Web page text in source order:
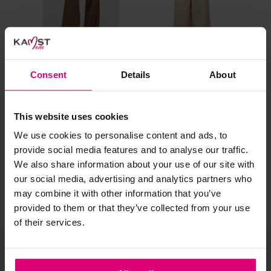
Consent Details About
This website uses cookies
We use cookies to personalise content and ads, to
provide social media features and to analyse our traffic.
We also share information about your use of our site with
our social media, advertising and analytics partners who
may combine it with other information that you’ve
provided to them or that they’ve collected from your use
of their services.
Doe de wasmachine niet te vol. Dat voorkomt
kreuken/wrijving.
Gebruik een waszakje voor poreuze materialen en/of
artikelen met kraaltjes/steentjes.
Selecteer het wasgoed op kleur en was met een passend
Gebreide kledingstukken (met of zonder wol):
Allereerst: stel het wassen zo lang mogelijk uit.
Was in de wasmachine op een wol-programma. Dit
voorkomt wrijving en pilling.
Was zo koud mogelijk.
Pantalon
€ 99,99 € 109,95